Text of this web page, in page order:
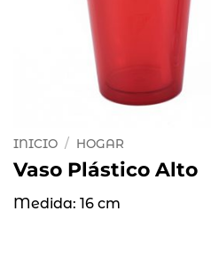
INICIO / HOGAR
Vaso Plástico Alto
Medida: 16 cm